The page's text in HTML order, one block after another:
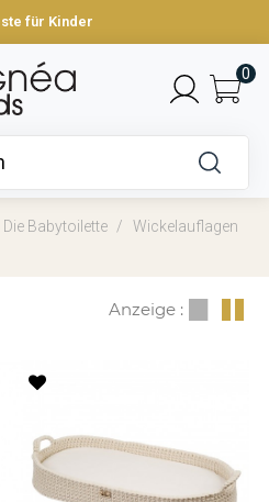
für Kinder
0
Die Babytoilette
Wickelauflagen
Anzeige :